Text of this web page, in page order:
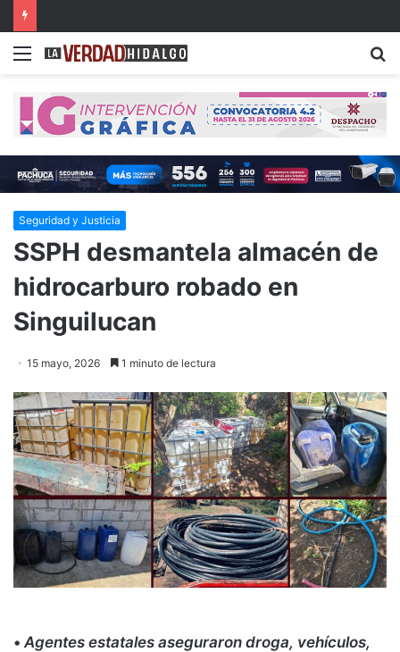
Menu
Seguridad y Justicia
SSPH desmantela almacén de
hidrocarburo robado en
Singuilucan
15 mayo, 2026 1 minuto de lectura
• Agentes estatales aseguraron droga, vehículos,